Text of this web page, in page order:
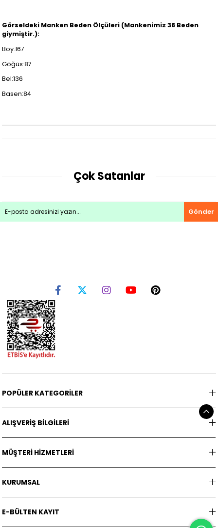
Görseldeki Manken Beden Ölçüleri (Mankenimiz 38 Beden
giymiştir.):
Boy:167
Göğüs:87
Bel:136
Basen:84
Çok Satanlar
Gönder
POPÜLER KATEGORİLER
ALIŞVERİŞ BİLGİLERİ
MÜŞTERİ HİZMETLERİ
KURUMSAL
E-BÜLTEN KAYIT